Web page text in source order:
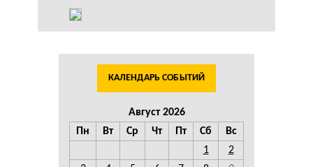
КАЛЕНДАРЬ СОБЫТИЙ
Август 2026
Пн
Вт Ср Чт Пт Сб
Вс
1
2